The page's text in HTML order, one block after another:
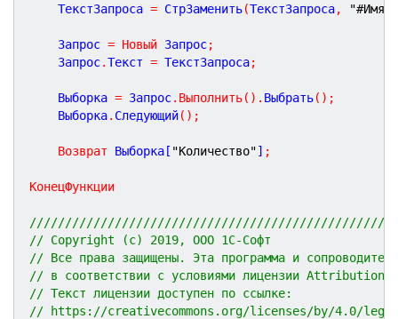
	ТекстЗапроса
= СтрЗаменить(ТекстЗапроса,
	Запрос
= Новый Запрос;
	Запрос
.Текст = ТекстЗапроса;
	Выборка
= Запрос. Выполнить( ) . Выбрать( ) ;
	Выборка
. Следующий( ) ;
Возврат Выборка[ "Количество"] ;
КонецФункции
// Copyright (c) 2019, ООО 1С-Софт
// Все права защищены. Эта программа и
// в соответствии с условиями лицензии
// Текст лицензии доступен по ссылке:
// https://creativecommons.org/licenses/by/4.0/